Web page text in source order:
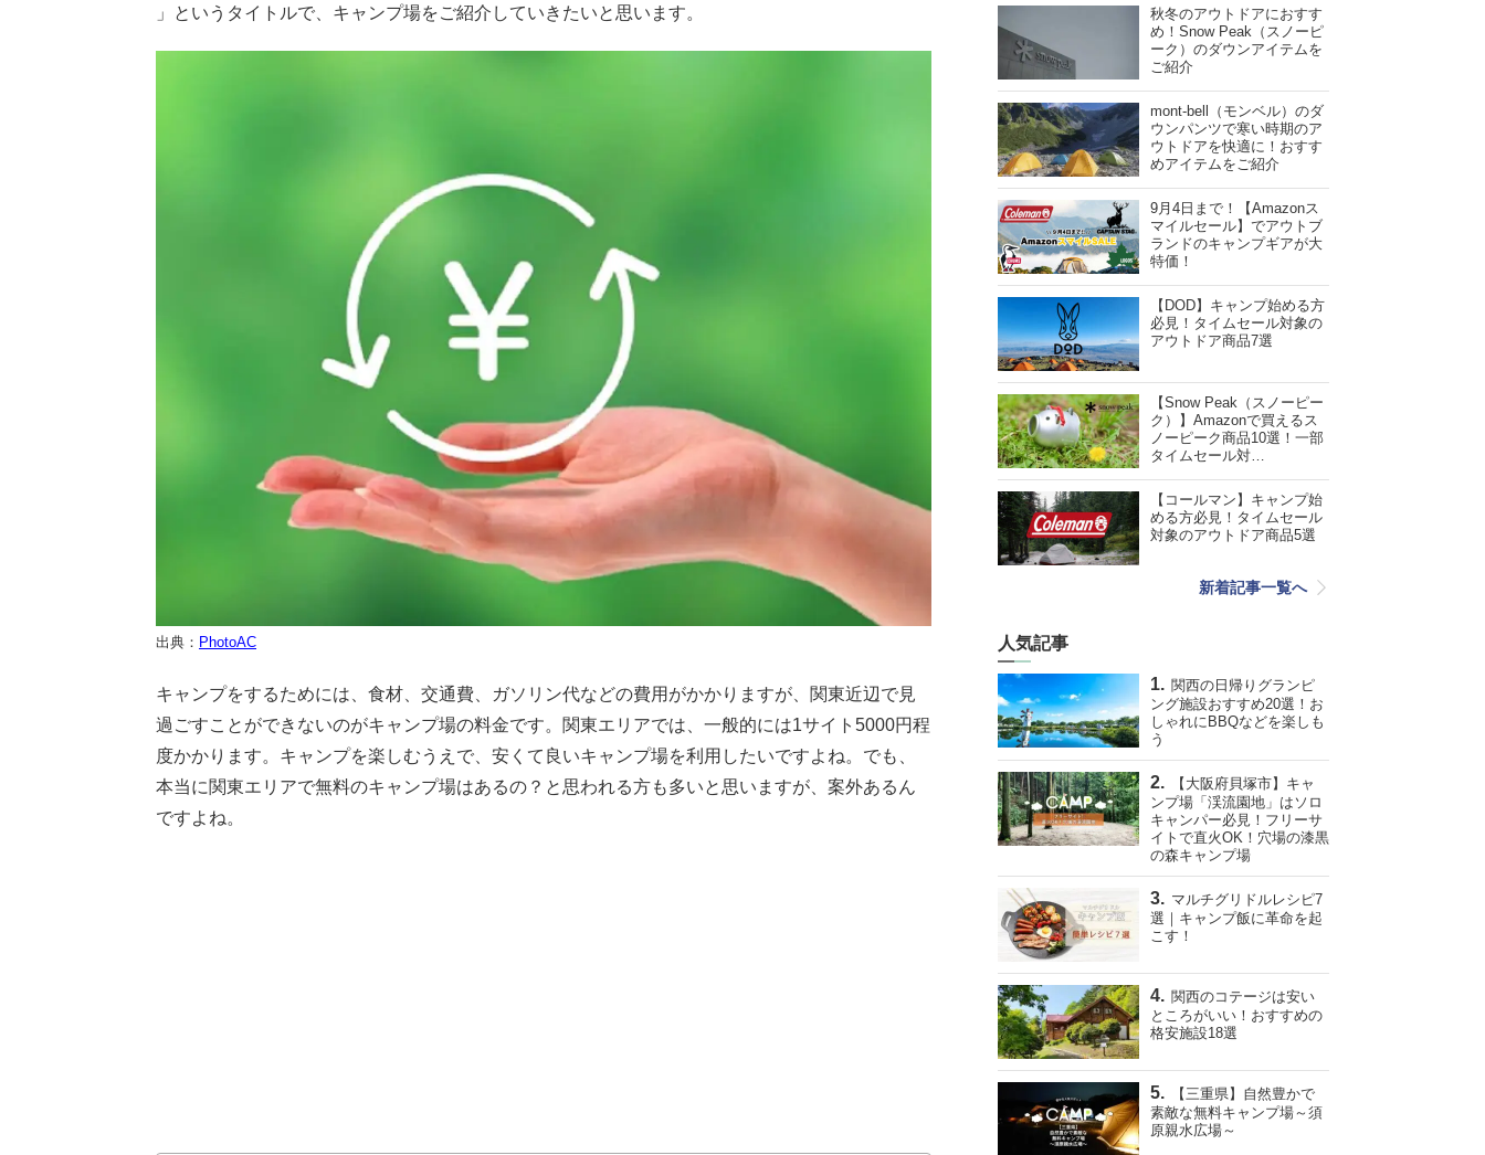
」というタイトルで、キャンプ場をご紹介していきたいと思います。
出典： PhotoAC
キャンプをするためには、食材、交通費、ガソリン代などの費用がかかりますが、関東近辺で見
過ごすことができないのがキャンプ場の料金です。関東エリアでは、一般的には1サイト5000円程
度かかります。キャンプを楽しむうえで、安くて良いキャンプ場を利用したいですよね。でも、
本当に関東エリアで無料のキャンプ場はあるの？と思われる方も多いと思いますが、案外あるん
ですよね。
秋冬のアウトドアにおすす
め！Snow Peak（スノーピ
ーク）のダウンアイテムを
ご紹介
mont-bell（モンベル）のダ
ウンパンツで寒い時期のア
ウトドアを快適に！おすす
めアイテムをご紹介
9月4日まで！【Amazonス
マイルセール】でアウトブ
ランドのキャンプギアが大
特価！
【DOD】キャンプ始める方
必見！タイムセール対象の
アウトドア商品7選
【Snow Peak（スノーピー
ク）】Amazonで買えるス
ノーピーク商品10選！一部
タイムセール対…
【コールマン】キャンプ始
める方必見！タイムセール
対象のアウトドア商品5選
新着記事一覧へ
人気記事
関西の日帰りグランピ
ング施設おすすめ20選！お
しゃれにBBQなどを楽しも
う
【大阪府貝塚市】キャ
ンプ場「渓流園地」はソロ
キャンパー必見！フリーサ
イトで直火OK！穴場の漆黒
の森キャンプ場
マルチグリドルレシピ7
選｜キャンプ飯に革命を起
こす！
関西のコテージは安い
ところがいい！おすすめの
格安施設18選
【三重県】自然豊かで
素敵な無料キャンプ場～須
原親水広場～